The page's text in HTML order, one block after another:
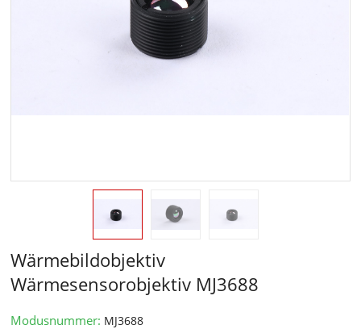
Wärmebildobjektiv
Wärmesensorobjektiv MJ3688
Modusnummer: MJ3688